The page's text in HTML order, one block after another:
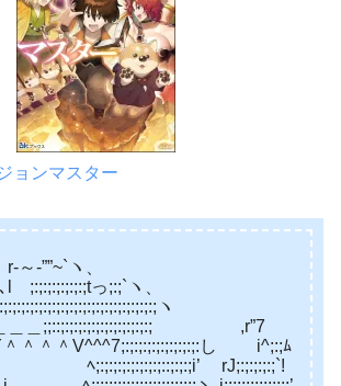
ョンマスター
ヽ、
っ;:;`ヽ、
ヽ
;;::;:;:;:;:;:;:;:;:;:;:;ゝ ,r”7
V^^^7;:;:;:;:;:;:;:;:;:し i^;:;ﾑ
rJ;:;:;:;:;`!